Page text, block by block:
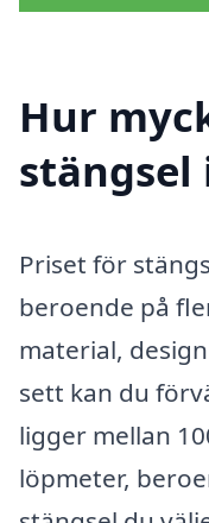
Hur
stängsel
Priset för
beroende på
material,
sett kan du
ligger mellan
löpmeter,